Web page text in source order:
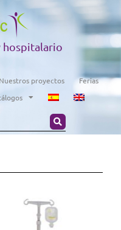
hospitalario
Nuestros proyectos
Ferias